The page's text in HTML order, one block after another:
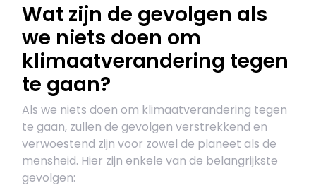
Wat zijn de gevolgen als
we niets doen om
klimaatverandering tegen
te gaan?
Als we niets doen om klimaatverandering tegen
te gaan, zullen de gevolgen verstrekkend en
verwoestend zijn voor zowel de planeet als de
mensheid. Hier zijn enkele van de belangrijkste
gevolgen: